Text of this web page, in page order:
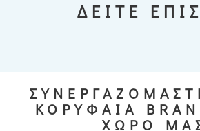
ΔΕΙΤΕ
ΚΟΡΥΦΑΙΑ
ΧΩΡΟ